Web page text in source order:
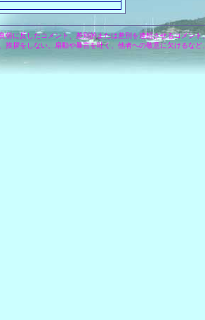
俗に反したコメント、差別的または差別を連想させるコメン
挨拶をしない、扇動や暴言を吐く、他者への敬意に欠けるな